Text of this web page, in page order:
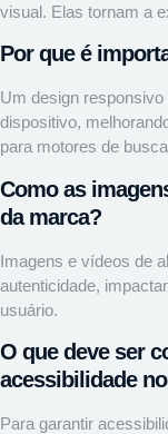
visual. Elas tornam a
Por que é
Um design
dispositivo,
para motores de
Como as
da marca?
Imagens e vídeos de
autenticidade,
usuário.
O que deve ser
acessibilidade
Para garantir